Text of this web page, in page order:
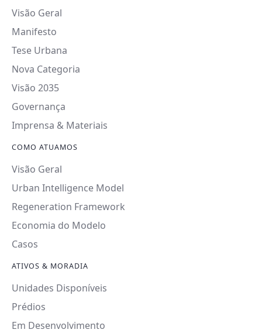
Visão Geral
Manifesto
Tese Urbana
Nova Categoria
Visão 2035
Governança
Imprensa & Materiais
COMO ATUAMOS
Visão Geral
Urban Intelligence Model
Regeneration Framework
Economia do Modelo
Casos
ATIVOS & MORADIA
Unidades Disponíveis
Prédios
Em Desenvolvimento